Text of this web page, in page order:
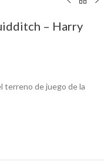
– Harry
terreno de juego de la